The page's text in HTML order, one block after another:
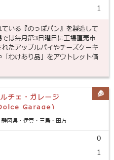
1
いる『のっぽパン』を製造して
は毎月第3日曜日に工場直売市
たアップルパイやチーズケーキ
わけあり品」をアウトレット価
ルチェ・ガレージ
Garage)
静岡県・伊豆・三島・田方
0
1